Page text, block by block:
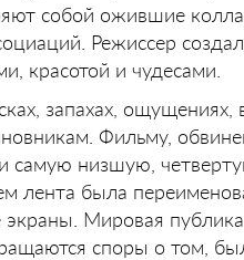
собой ожившие
Режиссер
красотой и чудесами.
запахах, ощущениях,
Фильму,
самую низшую,
лента была
Мировая
споры о том,